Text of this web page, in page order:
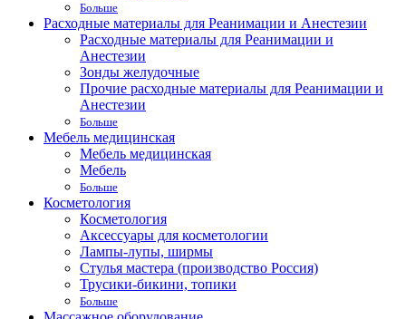
Больше
Расходные материалы для Реанимации и Анестезии
Расходные материалы для Реанимации и
Анестезии
Зонды желудочные
Прочие расходные материалы для Реанимации и
Анестезии
Больше
Мебель медицинская
Мебель медицинская
Мебель
Больше
Косметология
Косметология
Аксессуары для косметологии
Лампы-лупы, ширмы
Стулья мастера (производство Россия)
Трусики-бикини, топики
Больше